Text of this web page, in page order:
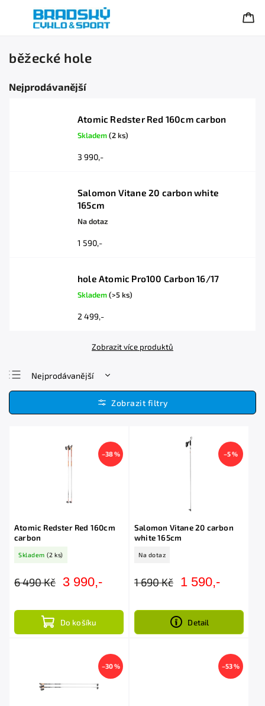
běžecké hole
Nejprodávanější
Atomic Redster Red 160cm carbon
Skladem(2 ks)
3 990,-
Salomon Vitane 20 carbon white
165cm
Na dotaz
1 590,-
hole Atomic Pro100 Carbon 16/17
Skladem(>5 ks)
2 499,-
Zobrazit více produktů
Nejprodávanější
Nejlevnější
Nejdražší
–38 %
Atomic Redster Red 160cm
carbon
Skladem (2 ks)
6 490 Kč 3 990,-
Do košíku
–5 %
Salomon Vitane 20 carbon
white 165cm
Na dotaz
1 690 Kč 1 590,-
Detail
–30 % –53 %